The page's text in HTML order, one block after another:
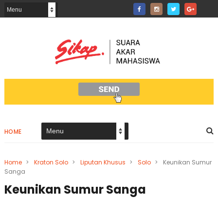
HOME
Home > Kraton Solo > Liputan Khusus > Solo >
Keunikan Sumur
Sanga
Keunikan Sumur Sanga